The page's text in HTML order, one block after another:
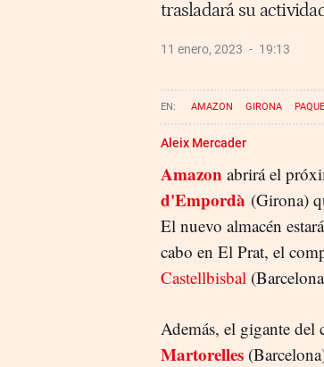
trasladará su
11 enero, 2023 19:13
AMAZON GIRONA
Aleix Mercader
Amazon abrirá el
d'Empordà (Girona)
El nuevo almacén estará
cabo en El Prat, el
Castellbisbal
Además, el gigante
Martorelles